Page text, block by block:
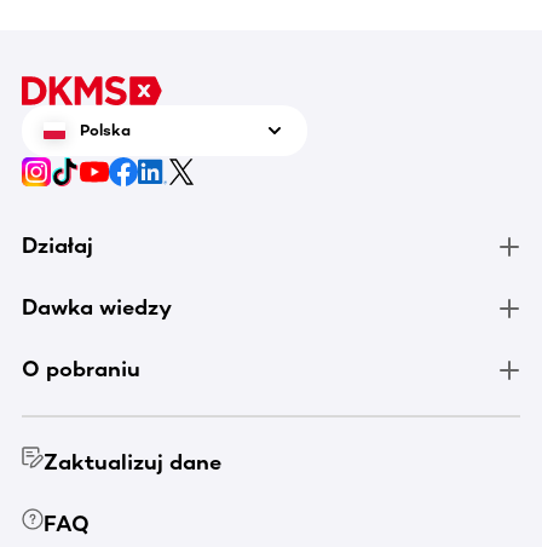
Polska
Działaj
Dawka wiedzy
O pobraniu
Zaktualizuj dane
FAQ